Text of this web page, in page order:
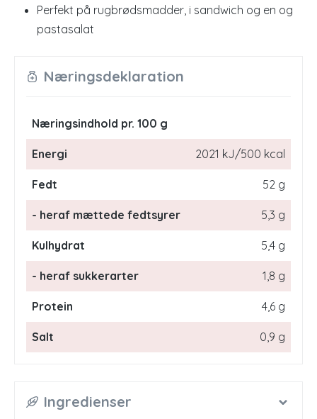
Perfekt på rugbrødsmadder, i sandwich og en og
pastasalat
Næringsdeklaration
Næringsindhold pr. 100 g
Energi 2021 kJ/500 kcal
Fedt 52 g
- heraf mættede fedtsyrer 5,3 g
Kulhydrat 5,4 g
- heraf sukkerarter 1,8 g
Protein 4,6 g
Salt 0,9 g
Ingredienser